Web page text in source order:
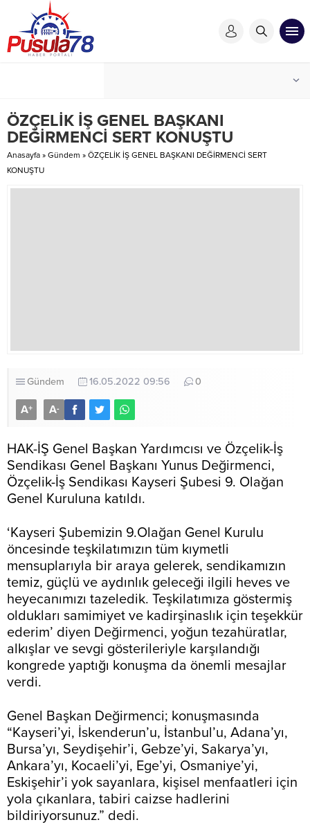
ÖZÇELİK İŞ GENEL BAŞKANI
DEĞİRMENCİ SERT KONUŞTU
Anasayfa » Gündem » ÖZÇELİK İŞ GENEL BAŞKANI DEĞİRMENCİ SERT
KONUŞTU
Gündem 16.05.2022 09:56 0
A+ A-
HAK-İŞ Genel Başkan Yardımcısı ve Özçelik-İş
Sendikası Genel Başkanı Yunus Değirmenci,
Özçelik-İş Sendikası Kayseri Şubesi 9. Olağan
Genel Kuruluna katıldı.
‘Kayseri Şubemizin 9.Olağan Genel Kurulu
öncesinde teşkilatımızın tüm kıymetli
mensuplarıyla bir araya gelerek, sendikamızın
temiz, güçlü ve aydınlık geleceği ilgili heves ve
heyecanımızı tazeledik. Teşkilatımıza göstermiş
oldukları samimiyet ve kadirşinaslık için teşekkür
ederim’ diyen Değirmenci, yoğun tezahüratlar,
alkışlar ve sevgi gösterileriyle karşılandığı
kongrede yaptığı konuşma da önemli mesajlar
verdi.
Genel Başkan Değirmenci; konuşmasında
“Kayseri’yi, İskenderun’u, İstanbul’u, Adana’yı,
Bursa’yı, Seydişehir’i, Gebze’yi, Sakarya’yı,
Ankara’yı, Kocaeli’yi, Ege’yi, Osmaniye’yi,
Eskişehir’i yok sayanlara, kişisel menfaatleri için
yola çıkanlara, tabiri caizse hadlerini
bildiriyorsunuz.” dedi.